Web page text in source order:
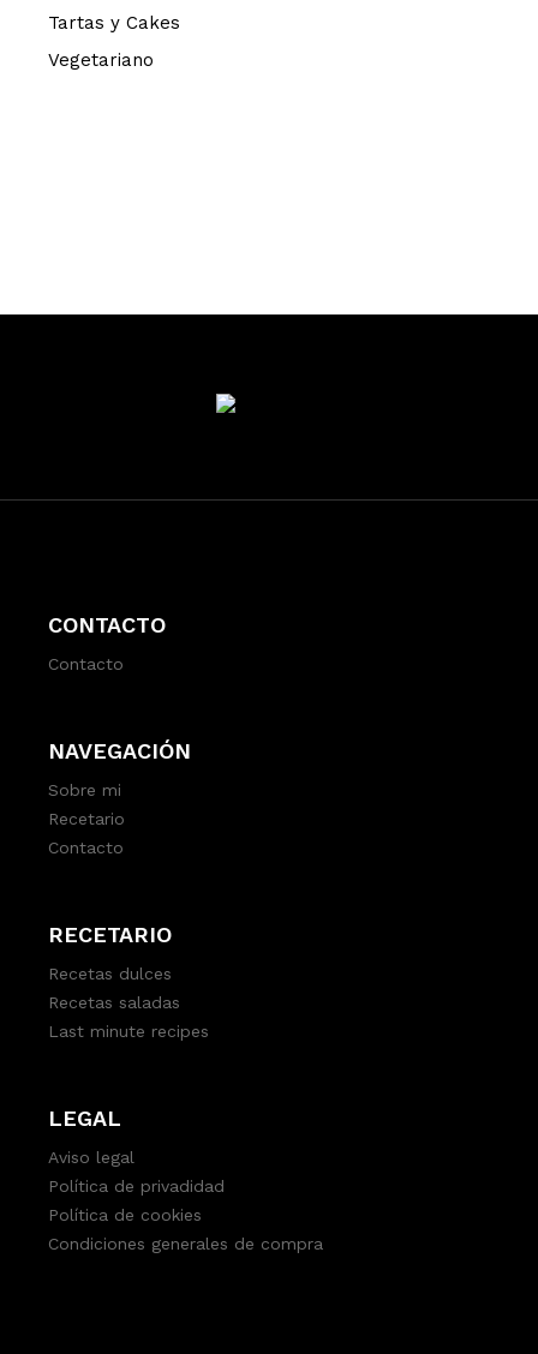
Tartas y Cakes
Vegetariano
CONTACTO
Contacto
NAVEGACIÓN
Sobre mi
Recetario
Contacto
RECETARIO
Recetas dulces
Recetas saladas
Last minute recipes
LEGAL
Aviso legal
Política de privadidad
Política de cookies
Condiciones generales de compra